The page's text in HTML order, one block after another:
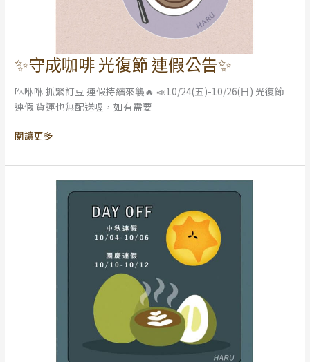
✨守成咖啡 光復節 連假公告✨
咻咻咻 抓緊訂豆 連假持續來襲🔥 📣10/24(五)-10/26(日) 光復節
連假 貨運也無配送喔，如有需要
✨
成
咖
光
節
閱讀更多